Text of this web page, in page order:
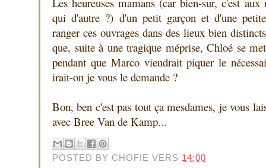
qui d'autre ?) d'un petit garçon et d'une
ranger ces ouvrages dans des lieux bien
que, suite à une tragique méprise, Chloé se
pendant que Marco viendrait piquer le
irait-on je vous le demande ?
Bon, ben c'est pas tout ça mesdames, je vous
avec Bree Van de Kamp...
POSTED BY CHOFIE VERS 14:00